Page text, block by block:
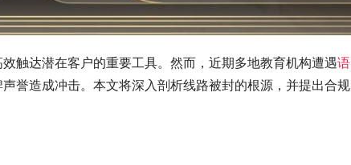
触达潜在客户的重要工具。然而，近期多地教育机构遭遇语
誉造成冲击。本文将深入剖析线路被封的根源，并提出合规